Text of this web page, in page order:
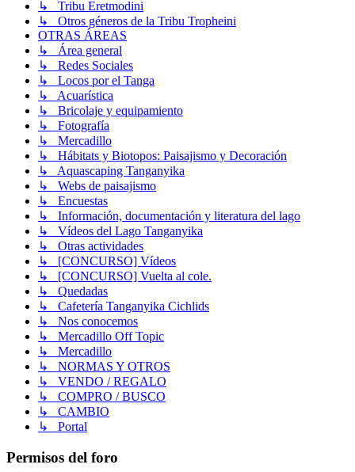
↳ Tribu Eretmodini
↳ Otros géneros de la Tribu Tropheini
OTRAS ÁREAS
↳ Área general
↳ Redes Sociales
↳ Locos por el Tanga
↳ Acuarística
↳ Bricolaje y equipamiento
↳ Fotografía
↳ Mercadillo
↳ Hábitats y Biotopos: Paisajismo y Decoración
↳ Aquascaping Tanganyika
↳ Webs de paisajismo
↳ Encuestas
↳ Información, documentación y literatura del lago
↳ Vídeos del Lago Tanganyika
↳ Otras actividades
↳ [CONCURSO] Vídeos
↳ [CONCURSO] Vuelta al cole.
↳ Quedadas
↳ Cafetería Tanganyika Cichlids
↳ Nos conocemos
↳ Mercadillo Off Topic
↳ Mercadillo
↳ NORMAS Y OTROS
↳ VENDO / REGALO
↳ COMPRO / BUSCO
↳ CAMBIO
↳ Portal
Permisos del foro